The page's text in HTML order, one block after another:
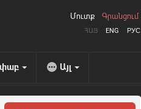
ՀԱՅ ENG РУС
Մուտք Գրանցում
փաբ Այլ